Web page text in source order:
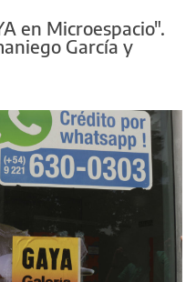
en Microespacio".
García y